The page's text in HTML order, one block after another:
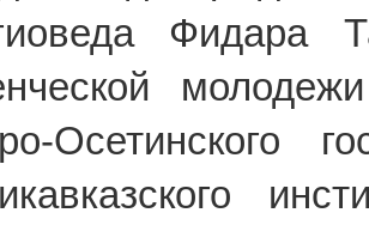
Фидара
Осетинского